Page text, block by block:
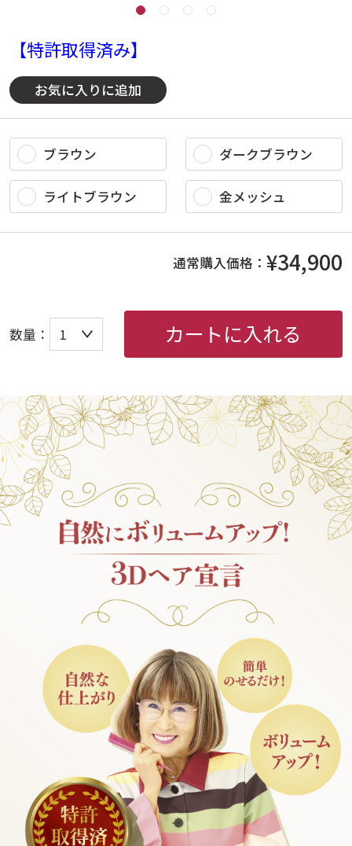
【特許取得済み】
お気に入りに追加
ブラウン ダークブラウン
ライトブラウン 金メッシュ
通常購入価格：¥34,900
数量： カートに入れる